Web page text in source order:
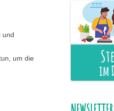
GESPRÄCHSKREIS HASSAN EL
KHOMRI
MATHIAS JUNG
ÄRZTLICHER RAT DR. BIRMANNS
ORDNUNG UNSERER NAHRUNG
und
um die